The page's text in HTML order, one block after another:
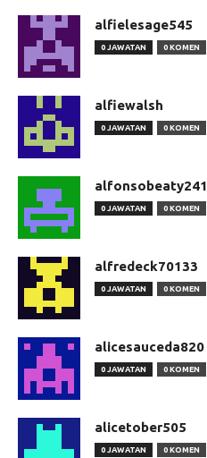
alfielesage545
0 JAWATAN 0 KOMEN
alfiewalsh
0 JAWATAN 0 KOMEN
alfonsobeaty241
0 JAWATAN 0 KOMEN
alfredeck70133
0 JAWATAN 0 KOMEN
alicesauceda820
0 JAWATAN 0 KOMEN
alicetober505
0 JAWATAN 0 KOMEN